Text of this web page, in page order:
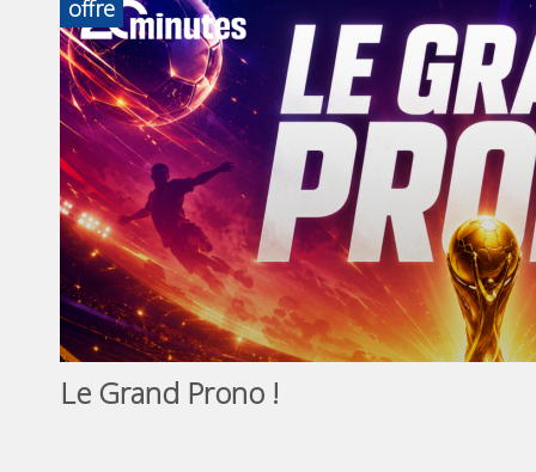
offre
Le Grand Prono !